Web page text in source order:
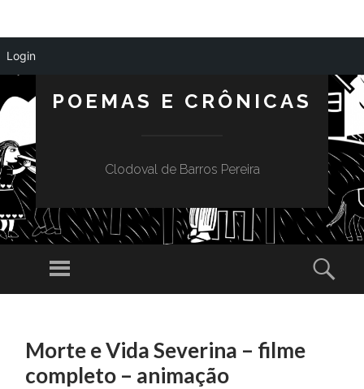
POEMAS E CRÔNICAS
Clodoval de Barros Pereira
Menu
CONTENT
Morte e Vida Severina – filme
completo – animação
Login